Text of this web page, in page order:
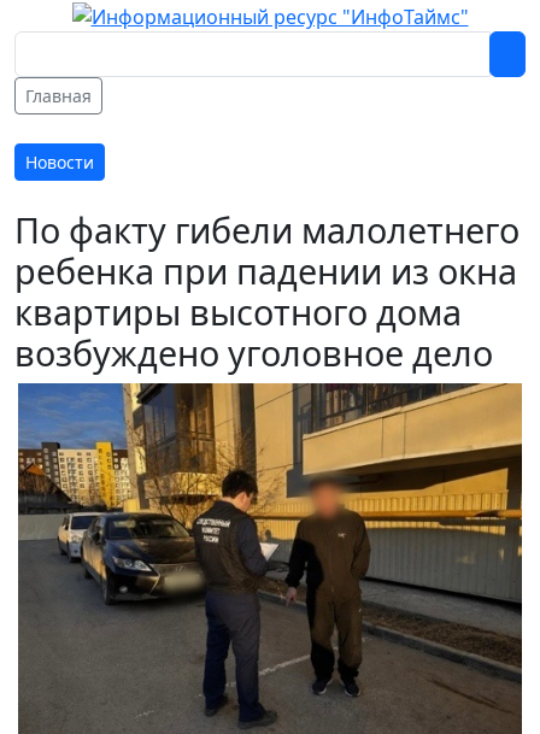
Главная
Новости
По факту гибели малолетнего
ребенка при падении из окна
квартиры высотного дома
возбуждено уголовное дело